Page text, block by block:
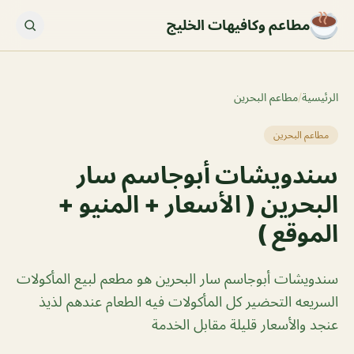
مطاعم وكافيهات الخليج
الرئيسية/مطاعم البحرين
مطاعم البحرين
سندويشات أبوجاسم سار
البحرين ( الأسعار + المنيو +
الموقع )
سندويشات أبوجاسم سار البحرين هو مطعم لبيع المأكولات
السريعه التحضير كل المأكولات فيه الطعام عندهم لذيذ
عنجد والأسعار قليلة مقابل الخدمة